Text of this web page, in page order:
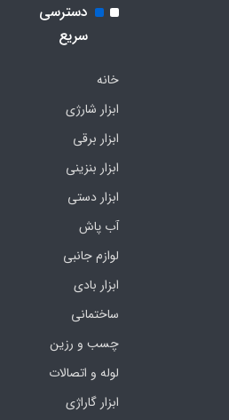
دسترسی
سریع
خانه
ابزار شارژی
ابزار برقی
ابزار بنزینی
ابزار دستی
آب پاش
لوازم جانبی
ابزار بادی
ساختمانی
چسب و رزین
لوله و اتصالات
ابزار گاراژی